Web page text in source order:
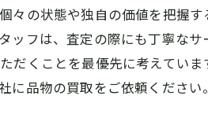
々の状態や独自の価値を把握
ッフは、査定の際にも丁寧な
だくことを最優先に考えてい
に品物の買取をご依頼ください。